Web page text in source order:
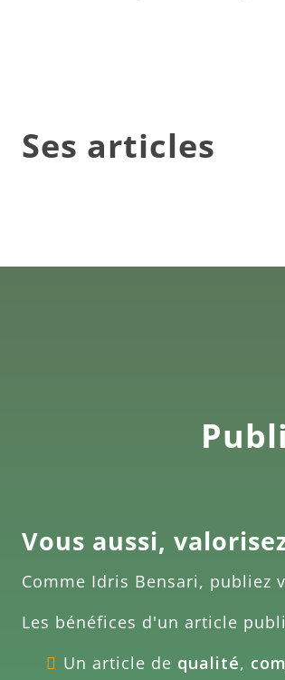
Ses articles
Vous aussi,
Comme Idris Bensari, publiez
Les bénéfices d'un article
Un article de qualité,